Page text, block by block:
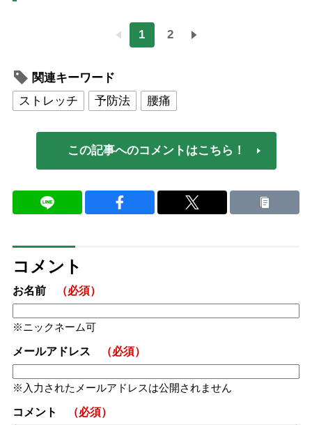
1 2
関連キーワード
ストレッチ
予防法 腰痛
この記事へのコメントはこちら！
コメント
お名前 （必須）
ニックネーム可
メールアドレス （必須）
入力されたメールアドレスは公開されません
コメント （必須）